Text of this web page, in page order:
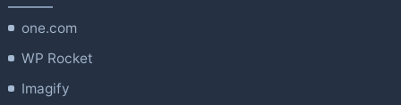
one.com
WP Rocket
Imagify